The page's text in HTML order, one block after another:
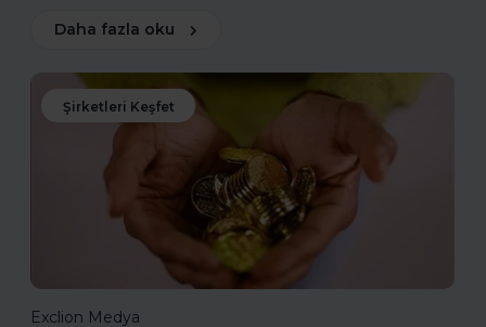
Daha fazla oku
Şirketleri Keşfet
Exclion Medya